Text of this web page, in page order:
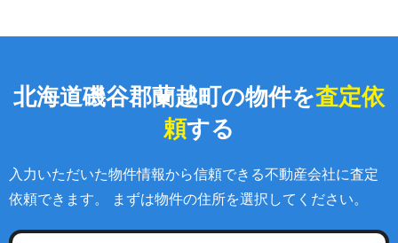
北海道磯谷郡蘭越町の物件を査定依
頼する
入力いただいた物件情報から信頼できる不動産会社に査定
依頼できます。 まずは物件の住所を選択してください。